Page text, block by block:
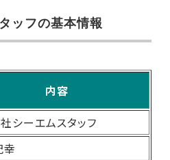
ッフの基本情報
内容
シーエムスタッフ
幸